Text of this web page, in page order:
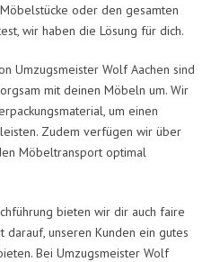
oder den gesamten
wir haben die Lösung für dich.
Umzugsmeister Wolf Aachen sind
mit deinen Möbeln um. Wir
um einen
Zudem verfügen wir über
Möbeltransport optimal
bieten wir dir auch faire
unseren Kunden ein gutes
Bei Umzugsmeister Wolf